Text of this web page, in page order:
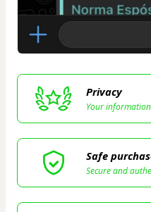
Privacy
Your
Safe
Secure and